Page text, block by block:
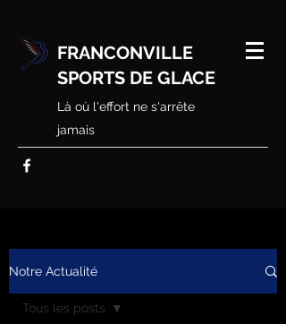
FRANCONVILLE
SPORTS DE GLACE
Là où l'effort ne s'arrête
jamais
Notre Actualité
Tous les posts